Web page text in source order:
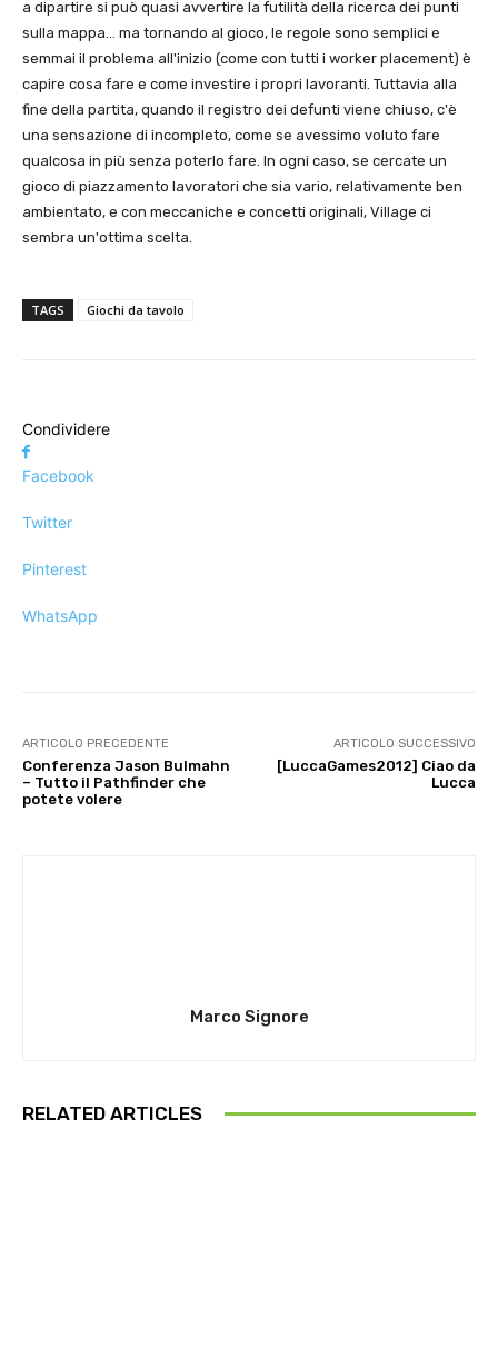
a dipartire si può quasi avvertire la futilità della ricerca dei punti
sulla mappa… ma tornando al gioco, le regole sono semplici e
semmai il problema all'inizio (come con tutti i worker placement) è
capire cosa fare e come investire i propri lavoranti. Tuttavia alla
fine della partita, quando il registro dei defunti viene chiuso, c'è
una sensazione di incompleto, come se avessimo voluto fare
qualcosa in più senza poterlo fare. In ogni caso, se cercate un
gioco di piazzamento lavoratori che sia vario, relativamente ben
ambientato, e con meccaniche e concetti originali, Village ci
sembra un'ottima scelta.
TAGS Giochi da tavolo
Condividere
Facebook
Twitter
Pinterest
WhatsApp
ARTICOLO PRECEDENTE
Conferenza Jason Bulmahn
– Tutto il Pathfinder che
potete volere
ARTICOLO SUCCESSIVO
[LuccaGames2012] Ciao da
Lucca
Marco Signore
RELATED ARTICLES